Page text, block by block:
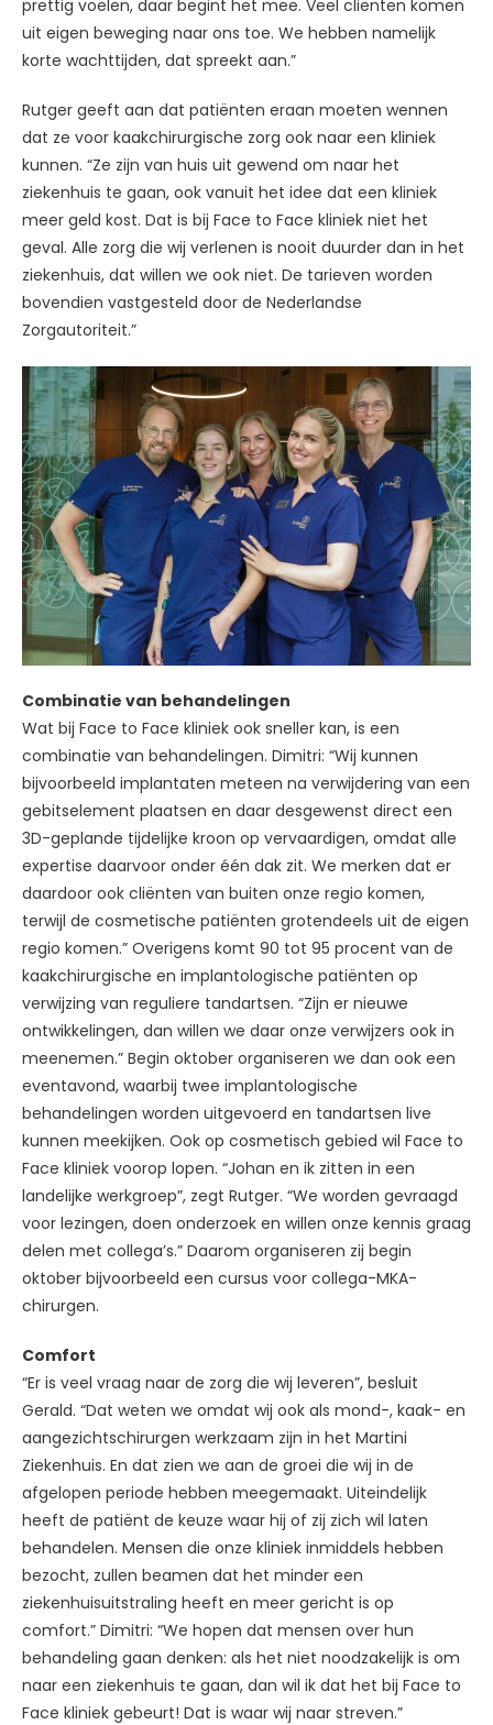
prettig voelen, daar begint het mee. Veel cliënten komen
uit eigen beweging naar ons toe. We hebben namelijk
korte wachttijden, dat spreekt aan.”
Rutger geeft aan dat patiënten eraan moeten wennen
dat ze voor kaakchirurgische zorg ook naar een kliniek
kunnen. “Ze zijn van huis uit gewend om naar het
ziekenhuis te gaan, ook vanuit het idee dat een kliniek
meer geld kost. Dat is bij Face to Face kliniek niet het
geval. Alle zorg die wij verlenen is nooit duurder dan in het
ziekenhuis, dat willen we ook niet. De tarieven worden
bovendien vastgesteld door de Nederlandse
Zorgautoriteit.”
Combinatie van behandelingen
Wat bij Face to Face kliniek ook sneller kan, is een
combinatie van behandelingen. Dimitri: “Wij kunnen
bijvoorbeeld implantaten meteen na verwijdering van een
gebitselement plaatsen en daar desgewenst direct een
3D-geplande tijdelijke kroon op vervaardigen, omdat alle
expertise daarvoor onder één dak zit. We merken dat er
daardoor ook cliënten van buiten onze regio komen,
terwijl de cosmetische patiënten grotendeels uit de eigen
regio komen.” Overigens komt 90 tot 95 procent van de
kaakchirurgische en implantologische patiënten op
verwijzing van reguliere tandartsen. “Zijn er nieuwe
ontwikkelingen, dan willen we daar onze verwijzers ook in
meenemen.” Begin oktober organiseren we dan ook een
eventavond, waarbij twee implantologische
behandelingen worden uitgevoerd en tandartsen live
kunnen meekijken. Ook op cosmetisch gebied wil Face to
Face kliniek voorop lopen. “Johan en ik zitten in een
landelijke werkgroep”, zegt Rutger. “We worden gevraagd
voor lezingen, doen onderzoek en willen onze kennis graag
delen met collega’s.” Daarom organiseren zij begin
oktober bijvoorbeeld een cursus voor collega-MKA-
chirurgen.
Comfort
“Er is veel vraag naar de zorg die wij leveren”, besluit
Gerald. “Dat weten we omdat wij ook als mond-, kaak- en
aangezichtschirurgen werkzaam zijn in het Martini
Ziekenhuis. En dat zien we aan de groei die wij in de
afgelopen periode hebben meegemaakt. Uiteindelijk
heeft de patiënt de keuze waar hij of zij zich wil laten
behandelen. Mensen die onze kliniek inmiddels hebben
bezocht, zullen beamen dat het minder een
ziekenhuisuitstraling heeft en meer gericht is op
comfort.” Dimitri: “We hopen dat mensen over hun
behandeling gaan denken: als het niet noodzakelijk is om
naar een ziekenhuis te gaan, dan wil ik dat het bij Face to
Face kliniek gebeurt! Dat is waar wij naar streven.”